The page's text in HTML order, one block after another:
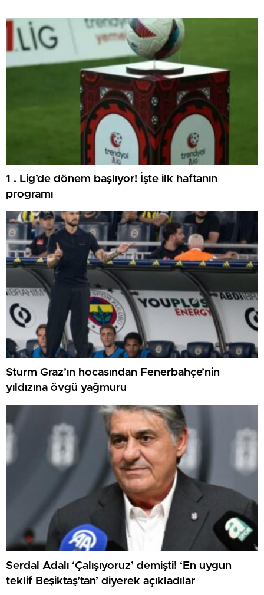
1 . Lig’de dönem başlıyor! İşte ilk haftanın
programı
Sturm Graz’ın hocasından Fenerbahçe’nin
yıldızına övgü yağmuru
Serdal Adalı ‘Çalışıyoruz’ demişti! ‘En uygun
teklif Beşiktaş’tan’ diyerek açıkladılar